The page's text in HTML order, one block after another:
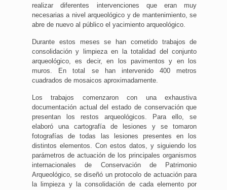
realizar diferentes intervenciones que eran muy
necesarias a nivel arqueológico y de mantenimiento, se
abre de nuevo al público el yacimiento arqueológico.
Durante estos meses se han cometido trabajos de
consolidación y limpieza en la totalidad del conjunto
arqueológico, es decir, en los pavimentos y en los
muros. En total se han intervenido 400 metros
cuadrados de mosaicos aproximadamente.
Los trabajos comenzaron con una exhaustiva
documentación actual del estado de conservación que
presentan los restos arqueológicos. Para ello, se
elaboró una cartografía de lesiones y se tomaron
fotografías de todas las lesiones presentes en los
distintos elementos. Con estos datos, y siguiendo los
parámetros de actuación de los principales organismos
internacionales de Conservación de Patrimonio
Arqueológico, se diseñó un protocolo de actuación para
la limpieza y la consolidación de cada elemento por